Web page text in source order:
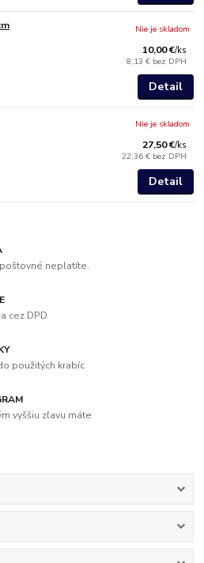
10,00 €/ks
8,13 € bez DPH
Nie je skladom
Detail
27,50 €/ks
22,36 € bez DPH
Nie je skladom
Detail
neplatíte.
cez DPD
použitých krabíc
vyššiu zľavu máte